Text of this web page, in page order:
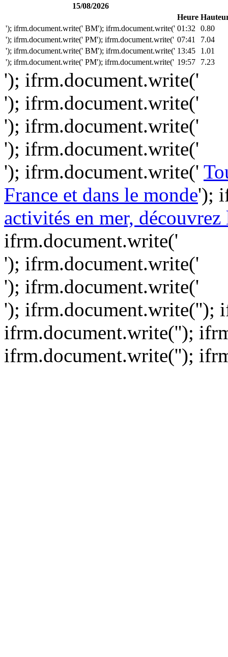
15/08/2026
Heure
'); ifrm.document.write(' BM'); ifrm.document.write(' 01:32
0.80
'); ifrm.document.write(' PM'); ifrm.document.write(' 07:41
7.04
'); ifrm.document.write(' BM'); ifrm.document.write(' 13:45
1.01
'); ifrm.document.write(' PM'); ifrm.document.write(' 19:57 7.23
'); ifrm.document.write('
'); ifrm.document.write('
'); ifrm.document.write('
'); ifrm.document.write('
'); ifrm.document.write('
France et dans le monde');
activités en mer,
ifrm.document.write('
'); ifrm.document.write('
'); ifrm.document.write('
'); ifrm.document.write('');
ifrm.document.write('');
ifrm.document.write('');